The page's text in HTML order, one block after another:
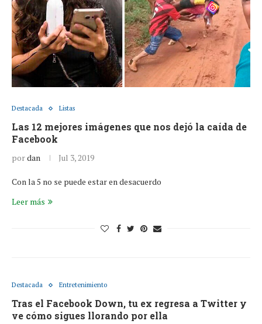
Destacada Listas
Las 12 mejores imágenes que nos dejó la caída de
Facebook
pordan Jul 3, 2019
Con la 5 no se puede estar en desacuerdo
Leer más
Destacada Entretenimiento
Tras el Facebook Down, tu ex regresa a Twitter y
ve cómo sigues llorando por ella